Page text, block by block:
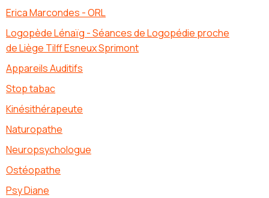
Erica Marcondes - ORL
Logopède Lénaïg - Séances de Logopédie proche
de Liège Tilff Esneux Sprimont
Appareils Auditifs
Stop tabac
Kinésithérapeute
Naturopathe
Neuropsychologue
Ostéopathe
Psy Diane